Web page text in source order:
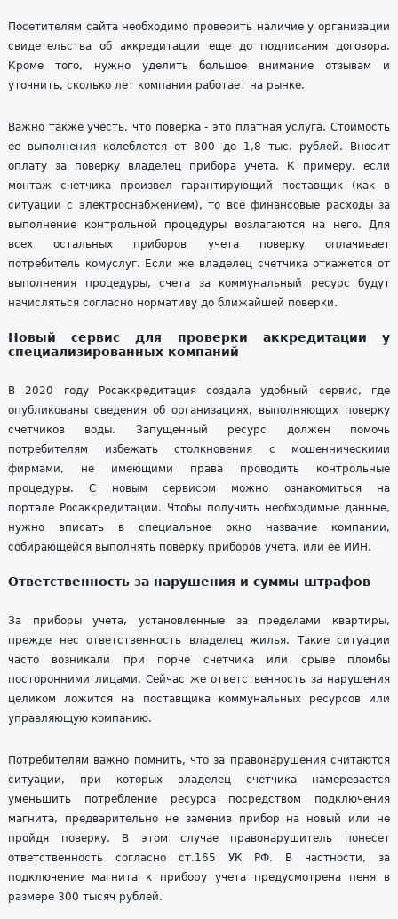
Посетителям сайта необходимо проверить наличие у организации
свидетельства об аккредитации еще до подписания договора.
Кроме того, нужно уделить большое внимание отзывам и
уточнить, сколько лет компания работает на рынке.
Важно также учесть, что поверка - это платная услуга. Стоимость
ее выполнения колеблется от 800 до 1,8 тыс. рублей. Вносит
оплату за поверку владелец прибора учета. К примеру, если
монтаж счетчика произвел гарантирующий поставщик (как в
ситуации с электроснабжением), то все финансовые расходы за
выполнение контрольной процедуры возлагаются на него. Для
всех остальных приборов учета поверку оплачивает
потребитель комуслуг. Если же владелец счетчика откажется от
выполнения процедуры, счета за коммунальный ресурс будут
начисляться согласно нормативу до ближайшей поверки.
Новый сервис для проверки аккредитации у
специализированных компаний
В 2020 году Росаккредитациясоздала удобный сервис, где
опубликованы сведения об организациях, выполняющих поверку
счетчиков воды. Запущенный ресурс должен помочь
потребителям избежать столкновения с мошенническими
фирмами, не имеющими права проводить контрольные
процедуры. С новым сервисом можно ознакомиться на
портале Росаккредитации. Чтобы получить необходимые данные,
нужно вписать в специальное окно название компании,
собирающейся выполнять поверку приборов учета, или ее ИИН .
Ответственность за нарушения и суммы штрафов
За приборы учета, установленные за пределами квартиры,
прежде нес ответственность владелец жилья. Такие ситуации
часто возникали при порче счетчика или срыве пломбы
посторонними лицами. Сейчас же ответственность за нарушения
целиком ложится на поставщика коммунальных ресурсов или
управляющую компанию.
Потребителям важно помнить, что за правонарушения считаются
ситуации, при которых владелец счетчика намеревается
уменьшить потребление ресурса посредством подключения
магнита, предварительно не заменив прибор на новый или не
пройдя поверку. В этом случае правонарушитель понесет
ответственность согласно ст.165 УК РФ. В частности, за
подключение магнита к прибору учета предусмотрена пеня в
размере 300 тысяч рублей.